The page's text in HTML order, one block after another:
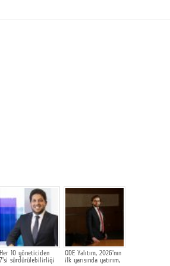
Her 10 yöneticiden
7'si sürdürülebilirliği
ODE Yalıtım, 2026'nın
ilk yarısında yatırım,